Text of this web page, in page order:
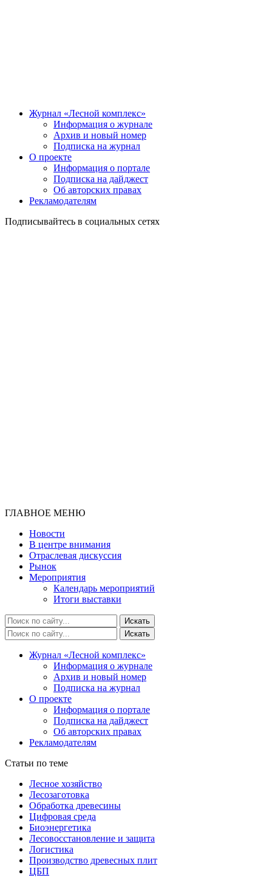
Журнал «Лесной комплекс»
Информация о журнале
Архив и новый номер
Подписка на журнал
О проекте
Информация о портале
Подписка на дайджест
Об авторских правах
Рекламодателям
Подписывайтесь в социальных сетях
ГЛАВНОЕ МЕНЮ
Новости
В центре внимания
Отраслевая дискуссия
Рынок
Мероприятия
Календарь мероприятий
Итоги выставки
Журнал «Лесной комплекс»
Информация о журнале
Архив и новый номер
Подписка на журнал
О проекте
Информация о портале
Подписка на дайджест
Об авторских правах
Рекламодателям
Статьи по теме
Лесное хозяйство
Лесозаготовка
Обработка древесины
Цифровая среда
Биоэнергетика
Лесовосстановление и защита
Логистика
Производство древесных плит
ЦБП